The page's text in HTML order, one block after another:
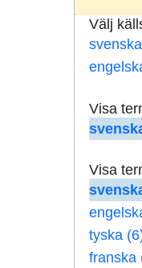
Välj
Visa
Visa
tyska
franska